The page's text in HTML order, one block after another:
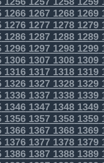
1266126712681269
1276127712781279
1286128712881289
1296129712981299
1306130713081309
1316131713181319
1326132713281329
1336133713381339
1346134713481349
1356135713581359
1366136713681369
1376137713781379
1386138713881389